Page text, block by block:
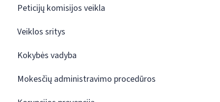
Peticijų komisijos veikla
Veiklos sritys
Kokybės vadyba
Mokesčių administravimo procedūros